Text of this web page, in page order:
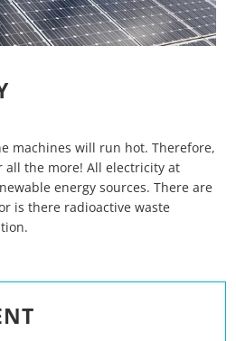
machines will run hot. Therefore,
all the more! All electricity at
energy sources. There are
is there radioactive waste
speichern